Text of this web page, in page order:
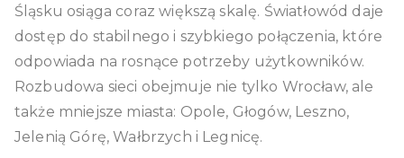
Śląsku osiąga coraz większą skalę. Światłowód daje
dostęp do stabilnego i szybkiego połączenia, które
odpowiada na rosnące potrzeby użytkowników.
Rozbudowa sieci obejmuje nie tylko Wrocław, ale
także mniejsze miasta: Opole, Głogów, Leszno,
Jelenią Górę, Wałbrzych i Legnicę.